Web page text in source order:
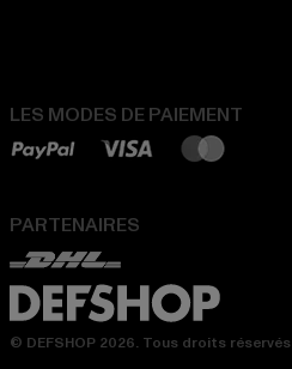
LES MODES DE PAIEMENT
PARTENAIRES
© DEFSHOP 2026. Tous droits réservés